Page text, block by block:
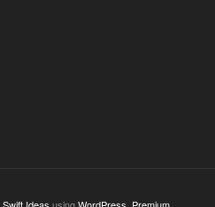
Swift Ideas usingWordPress Premium